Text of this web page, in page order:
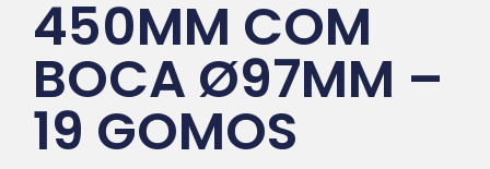
450MM COM
BOCA Ø97MM –
19 GOMOS